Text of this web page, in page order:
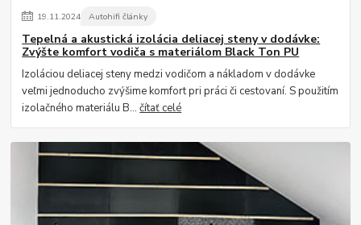
19.11.2024 Autohifi články
Tepelná a akustická izolácia deliacej steny v dodávke:
Zvýšte komfort vodiča s materiálom Black Ton PU
Izoláciou deliacej steny medzi vodičom a nákladom v dodávke
veľmi jednoducho zvýšime komfort pri práci či cestovaní. S použitím
izolačného materiálu B...čítať celé